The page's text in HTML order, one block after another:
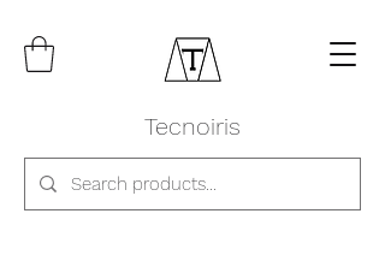
Tecnoiris